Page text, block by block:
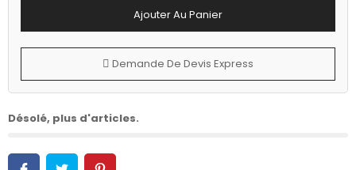
Ajouter Au Panier
Demande De Devis Express
Désolé, plus d'articles.